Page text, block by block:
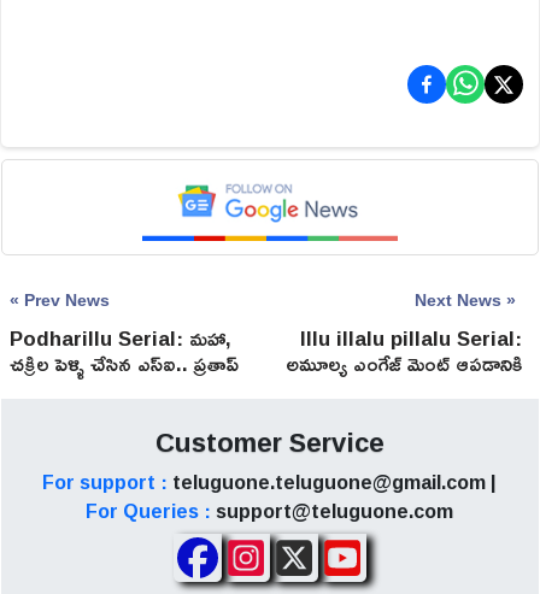
« Prev News
Podharillu Serial: మహా,
చక్రిల పెళ్ళి చేసిన ఎస్ఐ.. ప్రతాప్
ఎమోషనల్!
Next News »
Illu illalu pillalu Serial:
అమూల్య ఎంగేజ్ మెంట్ ఆపడానికి
భద్రవతి ప్లాన్.. భాగ్యం ఏం
Customer Service
For support : teluguone.teluguone@gmail.com |
For Queries : support@teluguone.com